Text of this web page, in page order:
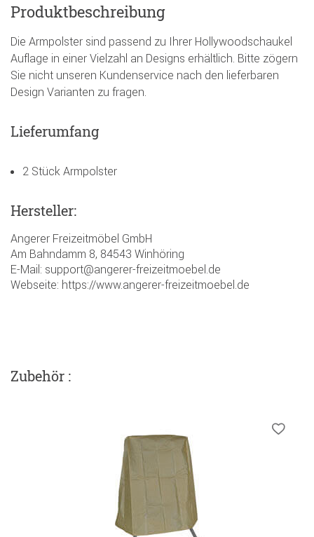
Produktbeschreibung
Die Armpolster sind passend zu Ihrer Hollywoodschaukel
Auflage in einer Vielzahl an Designs erhältlich. Bitte zögern
Sie nicht unseren Kundenservice nach den lieferbaren
Design Varianten zu fragen.
Lieferumfang
2 Stück Armpolster
Hersteller:
Angerer Freizeitmöbel GmbH
Am Bahndamm 8, 84543 Winhöring
E-Mail: support@angerer-freizeitmoebel.de
Webseite: https://www.angerer-freizeitmoebel.de
Zubehör :